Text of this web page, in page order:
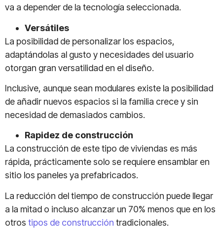
va a depender de la tecnología seleccionada.
Versátiles
La posibilidad de personalizar los espacios,
adaptándolas al gusto y necesidades del usuario
otorgan gran versatilidad en el diseño.
Inclusive, aunque sean modulares existe la posibilidad
de añadir nuevos espacios si la familia crece y sin
necesidad de demasiados cambios.
Rapidez de construcción
La construcción de este tipo de viviendas es más
rápida, prácticamente solo se requiere ensamblar en
sitio los paneles ya prefabricados.
La reducción del tiempo de construcción puede llegar
a la mitad o incluso alcanzar un 70% menos que en los
otros tipos de construcción tradicionales.